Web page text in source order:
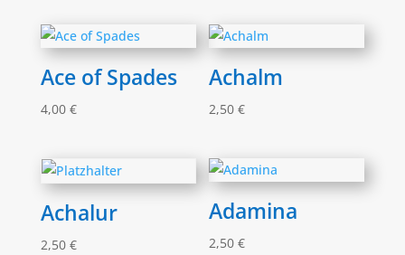
Ace of Spades
4,00 €
Achalm
2,50€
Achalur
2,50 €
Adamina
2,50€